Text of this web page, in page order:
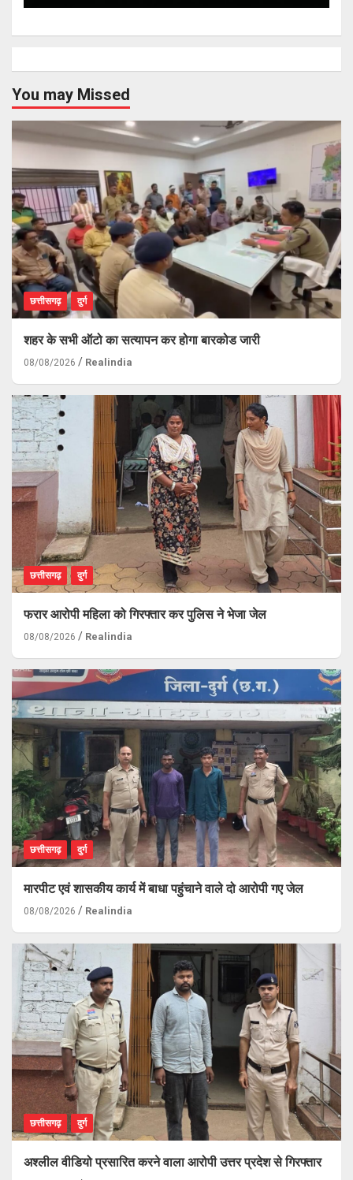
You may Missed
छत्तीसगढ़ दुर्ग
शहर के सभी ऑटो का सत्यापन कर होगा बारकोड जारी
08/08/2026 Realindia
छत्तीसगढ़ दुर्ग
फरार आरोपी महिला को गिरफ्तार कर पुलिस ने भेजा जेल
08/08/2026 Realindia
छत्तीसगढ़ दुर्ग
मारपीट एवं शासकीय कार्य में बाधा पहुंचाने वाले दो आरोपी गए जेल
08/08/2026 Realindia
छत्तीसगढ़ दुर्ग
अश्लील वीडियो प्रसारित करने वाला आरोपी उत्तर प्रदेश से गिरफ्तार